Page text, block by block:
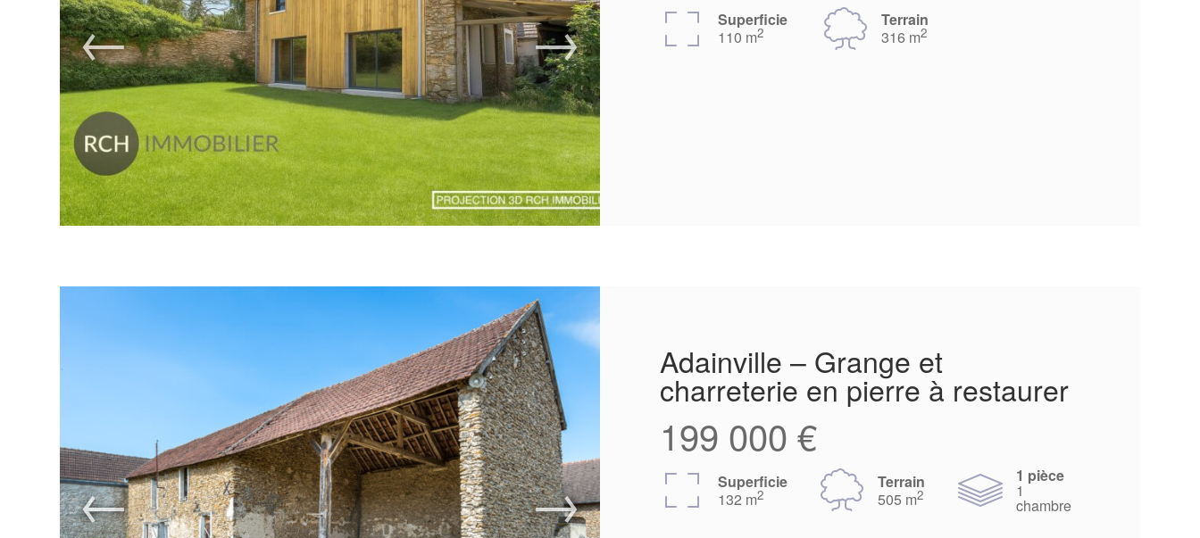
Superficie
110 m2
Terrain
316 m2
Adainville – Grange et
charreterie en pierre à restaurer
199 000 €
Superficie
132 m2
Terrain
505 m2
1 pièce
1
chambre